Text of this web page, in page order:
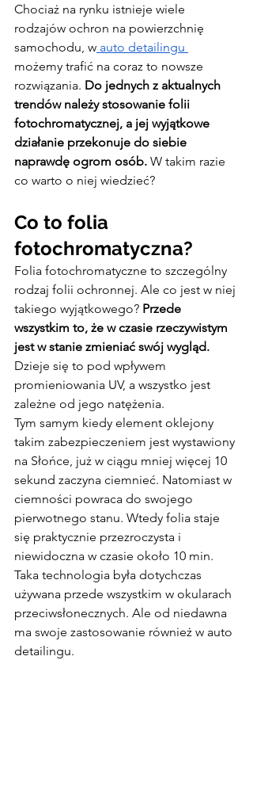
Chociaż na rynku istnieje wiele
rodzajów ochron na powierzchnię
samochodu, w auto detailingu
możemy trafić na coraz to nowsze
rozwiązania. Do jednych z aktualnych
trendów należy stosowanie folii
fotochromatycznej, a jej wyjątkowe
działanie przekonuje do siebie
naprawdę ogrom osób. W takim razie
co warto o niej wiedzieć?
Co to folia
fotochromatyczna?
Folia fotochromatyczne to szczególny
rodzaj folii ochronnej. Ale co jest w niej
takiego wyjątkowego? Przede
wszystkim to, że w czasie rzeczywistym
jest w stanie zmieniać swój wygląd.
Dzieje się to pod wpływem
promieniowania UV, a wszystko jest
zależne od jego natężenia.
Tym samym kiedy element oklejony
takim zabezpieczeniem jest wystawiony
na Słońce, już w ciągu mniej więcej 10
sekund zaczyna ciemnieć. Natomiast w
ciemności powraca do swojego
pierwotnego stanu. Wtedy folia staje
się praktycznie przezroczysta i
niewidoczna w czasie około 10 min.
Taka technologia była dotychczas
używana przede wszystkim w okularach
przeciwsłonecznych. Ale od niedawna
ma swoje zastosowanie również w auto
detailingu.